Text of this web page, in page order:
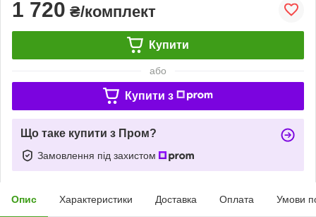
1 720 ₴/комплект
Купити
або
Купити з
Що таке купити з Пром?
Замовлення під захистом
Опис Характеристики Доставка Оплата Умови